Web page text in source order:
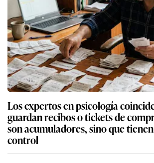
Los expertos en psicología
guardan recibos o tickets de
son acumuladores, sino que
control